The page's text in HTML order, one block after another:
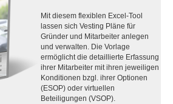
Mit diesem flexiblen Excel-Tool
lassen sich Vesting Pläne für
Gründer und Mitarbeiter anlegen
und verwalten. Die Vorlage
ermöglicht die detaillierte Erfassung
ihrer Mitarbeiter mit ihren jeweiligen
Konditionen bzgl. ihrer Optionen
(ESOP) oder virtuellen
Beteiligungen (VSOP).